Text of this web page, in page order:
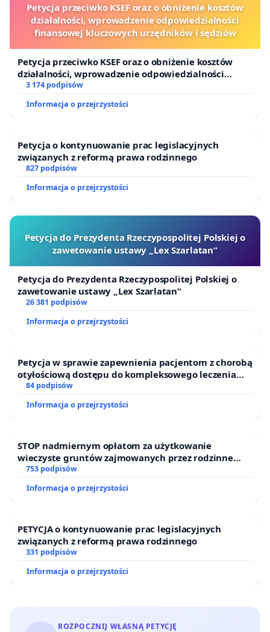
Petycja przeciwko KSEF oraz o obniżenie kosztów
działalności, wprowadzenie odpowiedzialności
finansowej kluczowych urzędników i sędziów
Petycja przeciwko KSEF oraz o obniżenie kosztów
działalności, wprowadzenie odpowiedzialności
finansowej kluczowych urzędników i sędziów
3 174 podpisów
Informacja o przejrzystości
Petycja o kontynuowanie prac legislacyjnych
związanych z reformą prawa rodzinnego
827 podpisów
Informacja o przejrzystości
Petycja do Prezydenta Rzeczypospolitej Polskiej o
zawetowanie ustawy „Lex Szarlatan”
Petycja do Prezydenta Rzeczypospolitej Polskiej o
zawetowanie ustawy „Lex Szarlatan”
26 381 podpisów
Informacja o przejrzystości
Petycja w sprawie zapewnienia pacjentom z chorobą
otyłościową dostępu do kompleksowego leczenia
oraz programów profilaktycznych.
84 podpisów
Informacja o przejrzystości
STOP nadmiernym opłatom za użytkowanie
wieczyste gruntów zajmowanych przez rodzinne
ogrody działkowe.
753 podpisów
Informacja o przejrzystości
PETYCJA o kontynuowanie prac legislacyjnych
związanych z reformą prawa rodzinnego
331 podpisów
Informacja o przejrzystości
ROZPOCZNIJ WŁASNĄ PETYCJĘ